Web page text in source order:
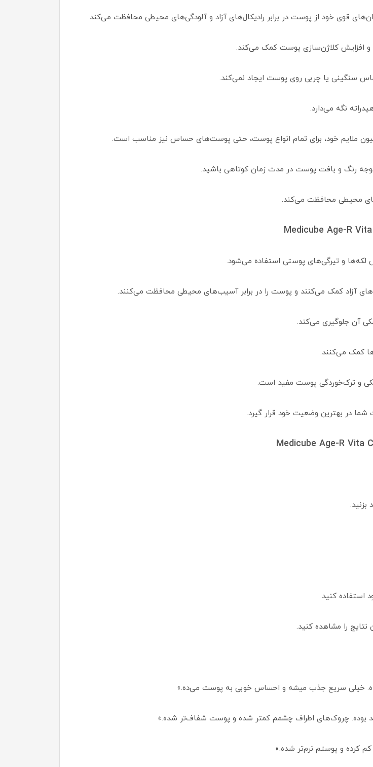
قوی خود از پوست در برابر رادیکال‌های آزاد و آلودگی‌های محیطی محافظت می‌کند.
کلاژن‌سازی پوست کمک می‌کند.
یا چربی روی پوست ایجاد نمی‌کند.
نگه می‌دارد.
ملایم خود، برای تمام انواع پوست، حتی پوست‌های حساس نیز مناسب است.
توجه رنگ و بافت پوست در مدت زمان کوتاهی باشید.
محیطی محافظت می‌کند.
و تیرگی‌های پوستی استفاده می‌شود.
آزاد کمک می‌کنند و پوست را در برابر آسیب‌های محیطی محافظت می‌کنند.
آن جلوگیری می‌کند.
کمک می‌کنند.
و ترک‌خوردگی پوست مفید است.
در بهترین وضعیت خود قرار گیرد.
را مشاهده کنید.
خیلی سریع جذب میشه و احساس خوبی به پوست می‌ده.»
بوده. چروک‌های اطراف چشمم کمتر شده و پوست شفاف‌تر شده.»
کرده و پوستم نرم‌تر شده.»